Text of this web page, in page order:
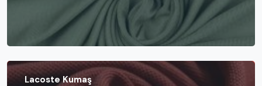
Lacoste Kumaş